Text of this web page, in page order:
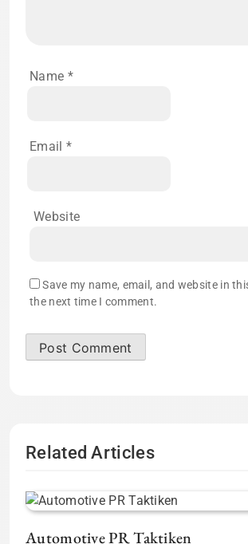
Name *
Email *
Website
Save my name, email, and website in
the next time I comment.
Related Articles
Automotive PR Taktiken